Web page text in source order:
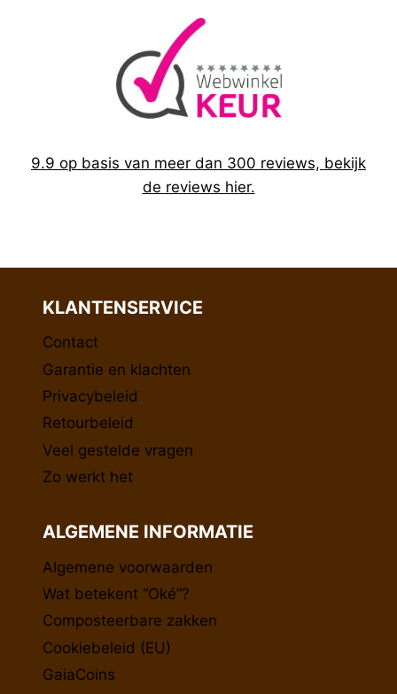
9.9 op basis van meer dan 300 reviews, bekijk
de reviews hier.
KLANTENSERVICE
Contact
Garantie en klachten
Privacybeleid
Retourbeleid
Veel gestelde vragen
Zo werkt het
ALGEMENE INFORMATIE
Algemene voorwaarden
Wat betekent “Oké”?
Composteerbare zakken
Cookiebeleid (EU)
GaiaCoins